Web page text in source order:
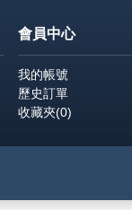
會員中心
我的帳號
歷史訂單
收藏夾(0)